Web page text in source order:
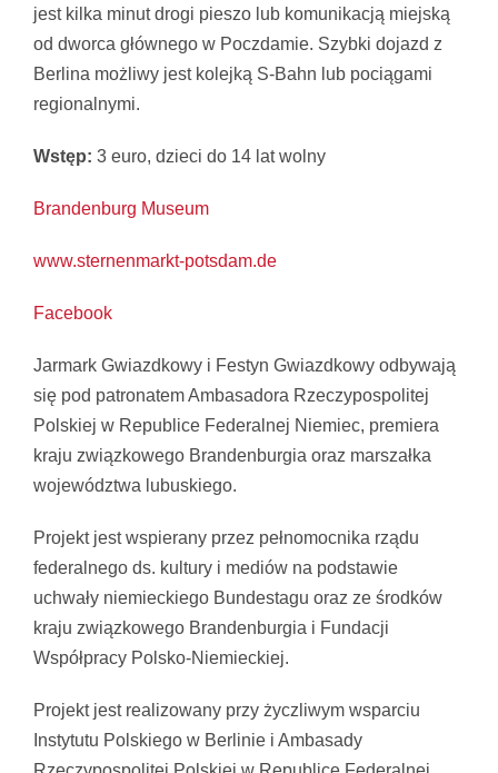
jest kilka minut drogi pieszo lub komunikacją miejską
od dworca głównego w Poczdamie. Szybki dojazd z
Berlina możliwy jest kolejką S-Bahn lub pociągami
regionalnymi.
Wstęp: 3 euro, dzieci do 14 lat wolny
Brandenburg Museum
www.sternenmarkt-potsdam.de
Facebook
Jarmark Gwiazdkowy i Festyn Gwiazdkowy odbywają
się pod patronatem Ambasadora Rzeczypospolitej
Polskiej w Republice Federalnej Niemiec, premiera
kraju związkowego Brandenburgia oraz marszałka
województwa lubuskiego.
Projekt jest wspierany przez pełnomocnika rządu
federalnego ds. kultury i mediów na podstawie
uchwały niemieckiego Bundestagu oraz ze środków
kraju związkowego Brandenburgia i Fundacji
Współpracy Polsko-Niemieckiej.
Projekt jest realizowany przy życzliwym wsparciu
Instytutu Polskiego w Berlinie i Ambasady